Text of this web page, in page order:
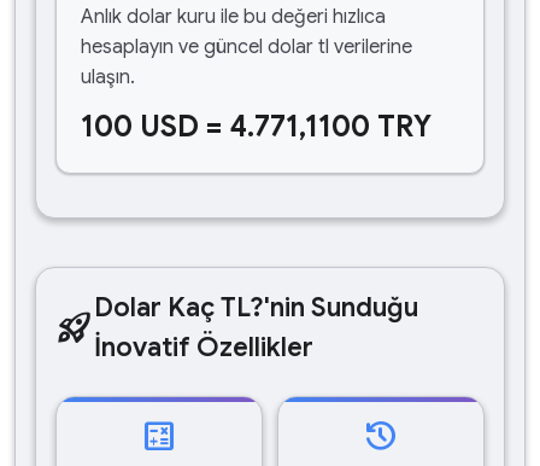
Anlık dolar kuru ile bu değeri hızlıca
hesaplayın ve güncel dolar tl verilerine
ulaşın.
100 USD = 4.771,1100 TRY
rocket_launchDolar Kaç TL?'nin Sunduğu
İnovatif Özellikler
calculate history